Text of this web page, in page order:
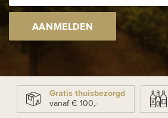
AANMELDEN
Gratis thuisbezorgd
vanaf € 100,-